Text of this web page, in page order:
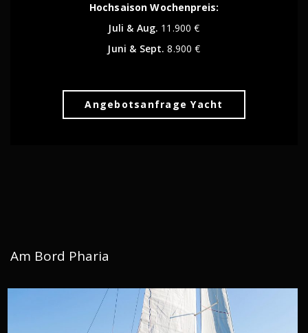
Hochsaison Wochenpreis:
Juli & Aug. 11.900 €
Juni & Sept.8.900 €
Angebotsanfrage Yacht
Am Bord Pharia